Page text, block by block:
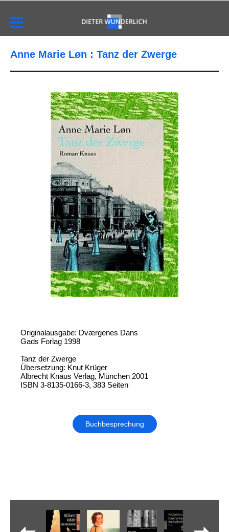
Anne Marie Løn : Tanz der Zwerge
Originalausgabe: Dværgenes Dans
Gads Forlag 1998
Tanz der Zwerge
Übersetzung: Knut Krüger
Albrecht Knaus Verlag, München 2001
ISBN 3-8135-0166-3, 383 Seiten
Buchbesprechung